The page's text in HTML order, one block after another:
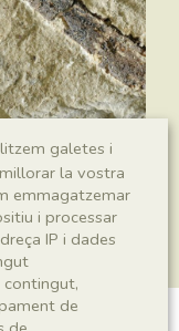
galetes i
la vostra
emmagatzemar
i processar
IP i dades
de